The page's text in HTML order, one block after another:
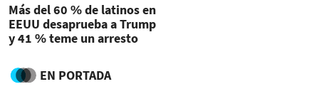
Más del 60 % de latinos en
EEUU desaprueba a Trump
y 41 % teme un arresto
EN PORTADA